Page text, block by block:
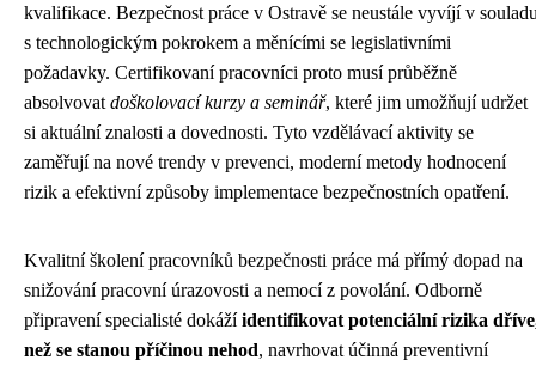
kvalifikace. Bezpečnost práce v Ostravě se neustále vyvíjí v
s technologickým pokrokem a měnícími se legislativními
požadavky. Certifikovaní pracovníci proto musí průběžně
absolvovat doškolovací kurzy a seminář, které jim umožňují udržet
si aktuální znalosti a dovednosti. Tyto vzdělávací aktivity se
zaměřují na nové trendy v prevenci, moderní metody hodnocení
rizik a efektivní způsoby implementace bezpečnostních opatření.
Kvalitní školení pracovníků bezpečnosti práce má přímý dopad na
snižování pracovní úrazovosti a nemocí z povolání. Odborně
připravení specialisté dokážíidentifikovat potenciální rizika
než se stanou příčinou nehod, navrhovat účinná preventivní